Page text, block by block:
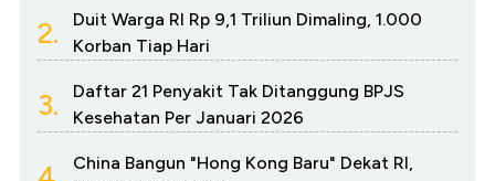
2.
Duit Warga RI Rp 9,1 Triliun Dimaling, 1.000
Korban Tiap Hari
3.
Daftar 21 Penyakit Tak Ditanggung BPJS
Kesehatan Per Januari 2026
China Bangun "Hong Kong Baru" Dekat RI,